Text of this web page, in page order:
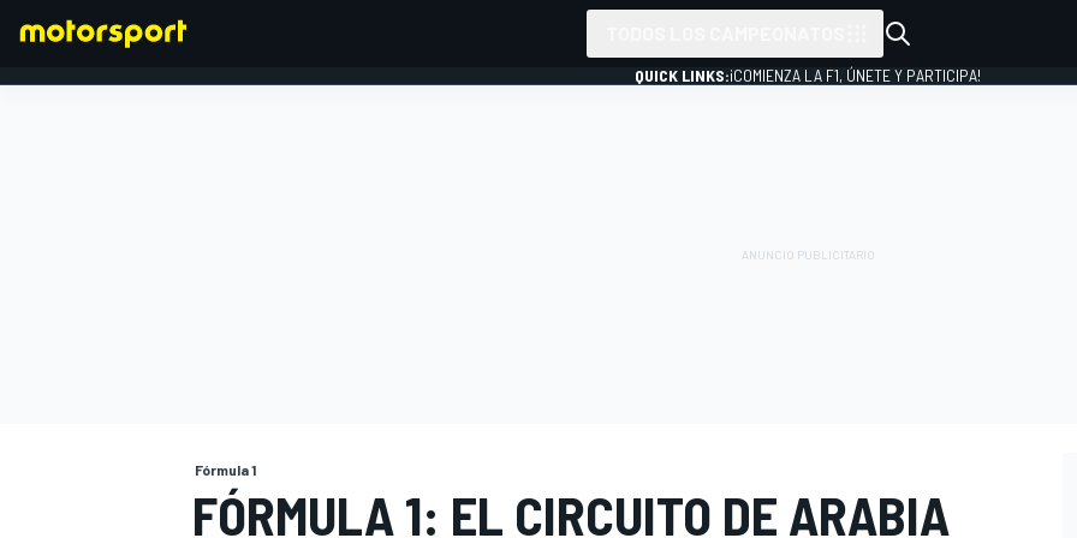
QUICK LINKS:¡COMIENZA LA F1, ÚNETE Y PARTICIPA!
Fórmula 1
FÓRMULA 1: EL CIRCUITO DE ARABIA